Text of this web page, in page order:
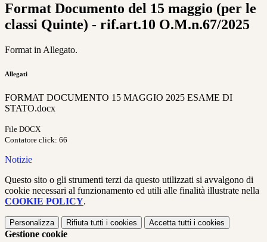
Format Documento del 15 maggio (per le
classi Quinte) - rif.art.10 O.M.n.67/2025
Format in Allegato.
Allegati
FORMAT DOCUMENTO 15 MAGGIO 2025 ESAME DI
STATO.docx
File DOCX
Contatore click: 66
Notizie
Questo sito o gli strumenti terzi da questo utilizzati si avvalgono di
cookie necessari al funzionamento ed utili alle finalità illustrate nella
COOKIE POLICY.
Personalizza Rifiuta tutti i cookies Accetta tutti i cookies
Gestione cookie